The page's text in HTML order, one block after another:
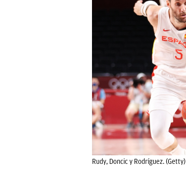
Rudy, Doncic y Rodríguez. (Getty)